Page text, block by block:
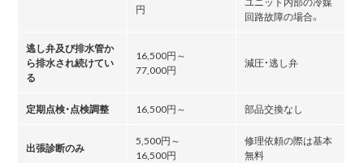
円
回路故障の場合。
逃し弁及び排水管か
ら排水され続けてい
る
16,500円～
77,000円
減圧・逃し弁
定期点検・点検調整 16,500円～ 部品交換なし
出張診断のみ
5,500円～
16,500円
修理依頼の際は基本
無料